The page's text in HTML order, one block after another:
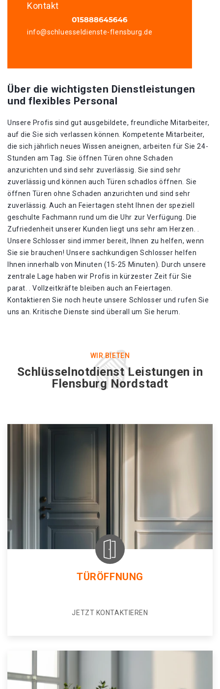
Kontakt
info@schluesseldienste-flensburg.de
Über die wichtigsten Dienstleistungen
und flexibles Personal
Unsere Profis sind gut ausgebildete, freundliche Mitarbeiter,
auf die Sie sich verlassen können. Kompetente Mitarbeiter,
die sich jährlich neues Wissen aneignen, arbeiten für Sie 24-
Stunden am Tag. Sie öffnen Türen ohne Schaden
anzurichten und sind sehr zuverlässig. Sie sind sehr
zuverlässig und können auch Türen schadlos öffnen. Sie
öffnen Türen ohne Schaden anzurichten und sind sehr
zuverlässig. Auch an Feiertagen steht Ihnen der speziell
geschulte Fachmann rund um die Uhr zur Verfügung. Die
Zufriedenheit unserer Kunden liegt uns sehr am Herzen. .
Unsere Schlosser sind immer bereit, Ihnen zu helfen, wenn
Sie sie brauchen! Unsere sachkundigen Schlosser helfen
Ihnen innerhalb von Minuten (15-25 Minuten). Durch unsere
zentrale Lage haben wir Profis in kürzester Zeit für Sie
parat. . Vollzeitkräfte bleiben auch an Feiertagen.
Kontaktieren Sie noch heute unsere Schlosser und rufen Sie
uns an. Kritische Dienste sind überall um Sie herum.
WIR BIETEN
Schlüsselnotdienst Leistungen in
Flensburg Nordstadt
TÜRÖFFNUNG
JETZT KONTAKTIEREN